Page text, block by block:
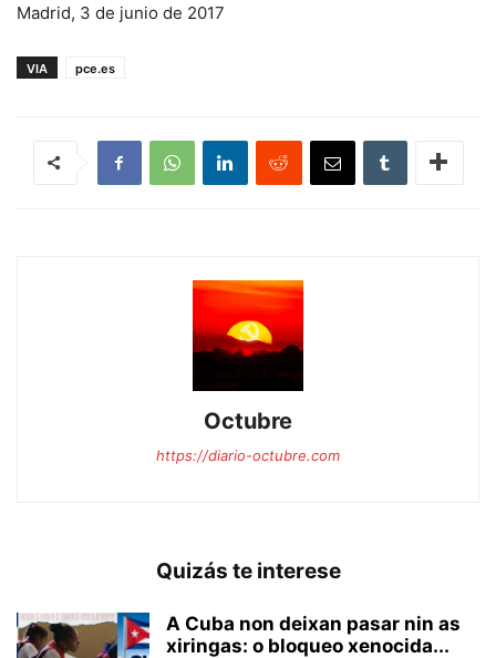
Madrid, 3 de junio de 2017
VIA pce.es
Octubre
https://diario-octubre.com
Quizás te interese
A Cuba non deixan pasar nin as
xiringas: o bloqueo xenocida...